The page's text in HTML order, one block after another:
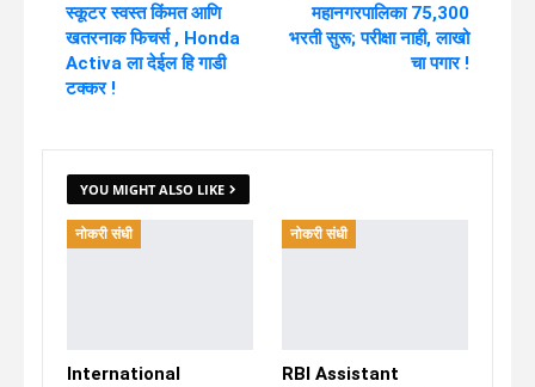
स्कूटर स्वस्त किंमत आणि
खतरनाक फिचर्स , Honda
Activa ला देईल हि गाडी
टक्कर !
महानगरपालिका 75,300
भरती सुरू; परीक्षा नाही, लाखो
चा पगार !
YOU MIGHT ALSO LIKE
नोकरी संधी
International
नोकरी संधी
RBI Assistant